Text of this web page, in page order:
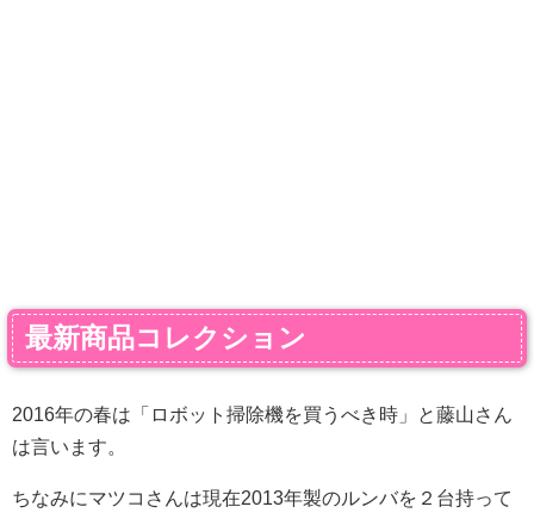
最新商品コレクション
2016年の春は「ロボット掃除機を買うべき時」と藤山さん
は言います。
ちなみにマツコさんは現在2013年製のルンバを２台持って